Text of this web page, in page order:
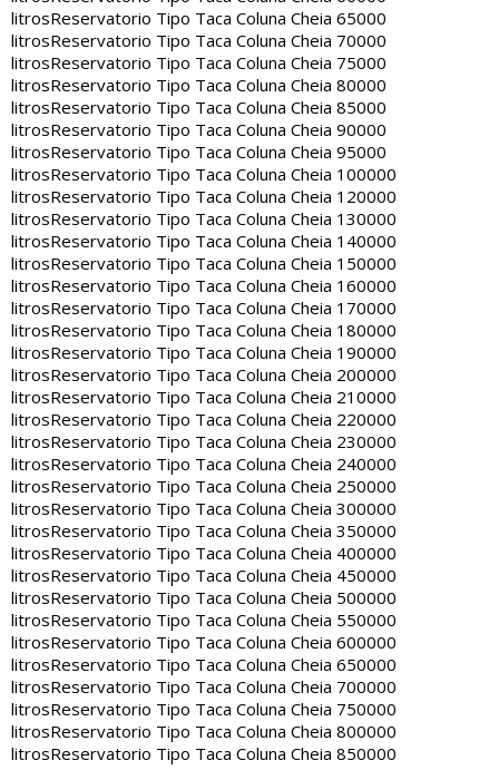
litrosReservatorio Tipo Taca Coluna Cheia 65000
litrosReservatorio Tipo Taca Coluna Cheia 70000
litrosReservatorio Tipo Taca Coluna Cheia 75000
litrosReservatorio Tipo Taca Coluna Cheia 80000
litrosReservatorio Tipo Taca Coluna Cheia 85000
litrosReservatorio Tipo Taca Coluna Cheia 90000
litrosReservatorio Tipo Taca Coluna Cheia 95000
litrosReservatorio Tipo Taca Coluna Cheia 100000
litrosReservatorio Tipo Taca Coluna Cheia 120000
litrosReservatorio Tipo Taca Coluna Cheia 130000
litrosReservatorio Tipo Taca Coluna Cheia 140000
litrosReservatorio Tipo Taca Coluna Cheia 150000
litrosReservatorio Tipo Taca Coluna Cheia 160000
litrosReservatorio Tipo Taca Coluna Cheia 170000
litrosReservatorio Tipo Taca Coluna Cheia 180000
litrosReservatorio Tipo Taca Coluna Cheia 190000
litrosReservatorio Tipo Taca Coluna Cheia 200000
litrosReservatorio Tipo Taca Coluna Cheia 210000
litrosReservatorio Tipo Taca Coluna Cheia 220000
litrosReservatorio Tipo Taca Coluna Cheia 230000
litrosReservatorio Tipo Taca Coluna Cheia 240000
litrosReservatorio Tipo Taca Coluna Cheia 250000
litrosReservatorio Tipo Taca Coluna Cheia 300000
litrosReservatorio Tipo Taca Coluna Cheia 350000
litrosReservatorio Tipo Taca Coluna Cheia 400000
litrosReservatorio Tipo Taca Coluna Cheia 450000
litrosReservatorio Tipo Taca Coluna Cheia 500000
litrosReservatorio Tipo Taca Coluna Cheia 550000
litrosReservatorio Tipo Taca Coluna Cheia 600000
litrosReservatorio Tipo Taca Coluna Cheia 650000
litrosReservatorio Tipo Taca Coluna Cheia 700000
litrosReservatorio Tipo Taca Coluna Cheia 750000
litrosReservatorio Tipo Taca Coluna Cheia 800000
litrosReservatorio Tipo Taca Coluna Cheia 850000